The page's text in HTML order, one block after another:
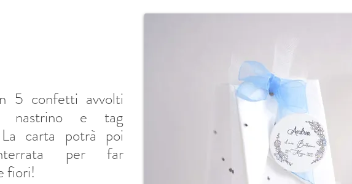
5 confetti avvolti
nastrino e tag
carta potrà poi
per far
fiori!